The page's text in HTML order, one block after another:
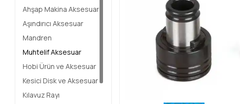
Ahşap Makina Aksesuar
Aşındırıcı Aksesuar
Mandren
Muhtelif Aksesuar
Hobi Ürün ve Aksesuar
Kesici Disk ve Aksesuar
Kılavuz Rayı